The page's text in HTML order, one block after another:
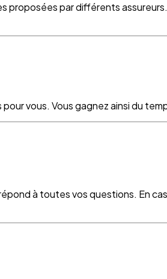
par différents
vous. Vous gagnez ainsi du
à toutes vos questions. En